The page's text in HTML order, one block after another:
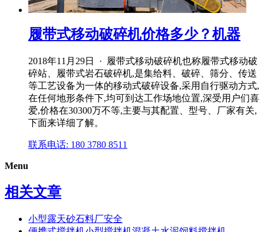
履带式移动破碎机价格多少？机器
2018年11月29日 · 履带式移动破碎机也称履带式移动破
碎站、履带式岩石破碎机,是集给料、破碎、筛分、传送
等工艺设备为一体的移动式破碎设备,采用自行驱动方式,
在任何地形条件下,均可到达工作场地位置,深受用户们喜
爱,价格在30300万不等,主要与其配置、型号、厂家有关,
下面来详细了解。
联系电话: 180 3780 8511
Menu
相关文章
小型露天砂石料厂安全